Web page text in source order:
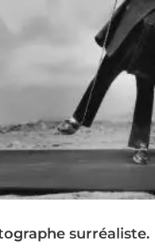
surréaliste.